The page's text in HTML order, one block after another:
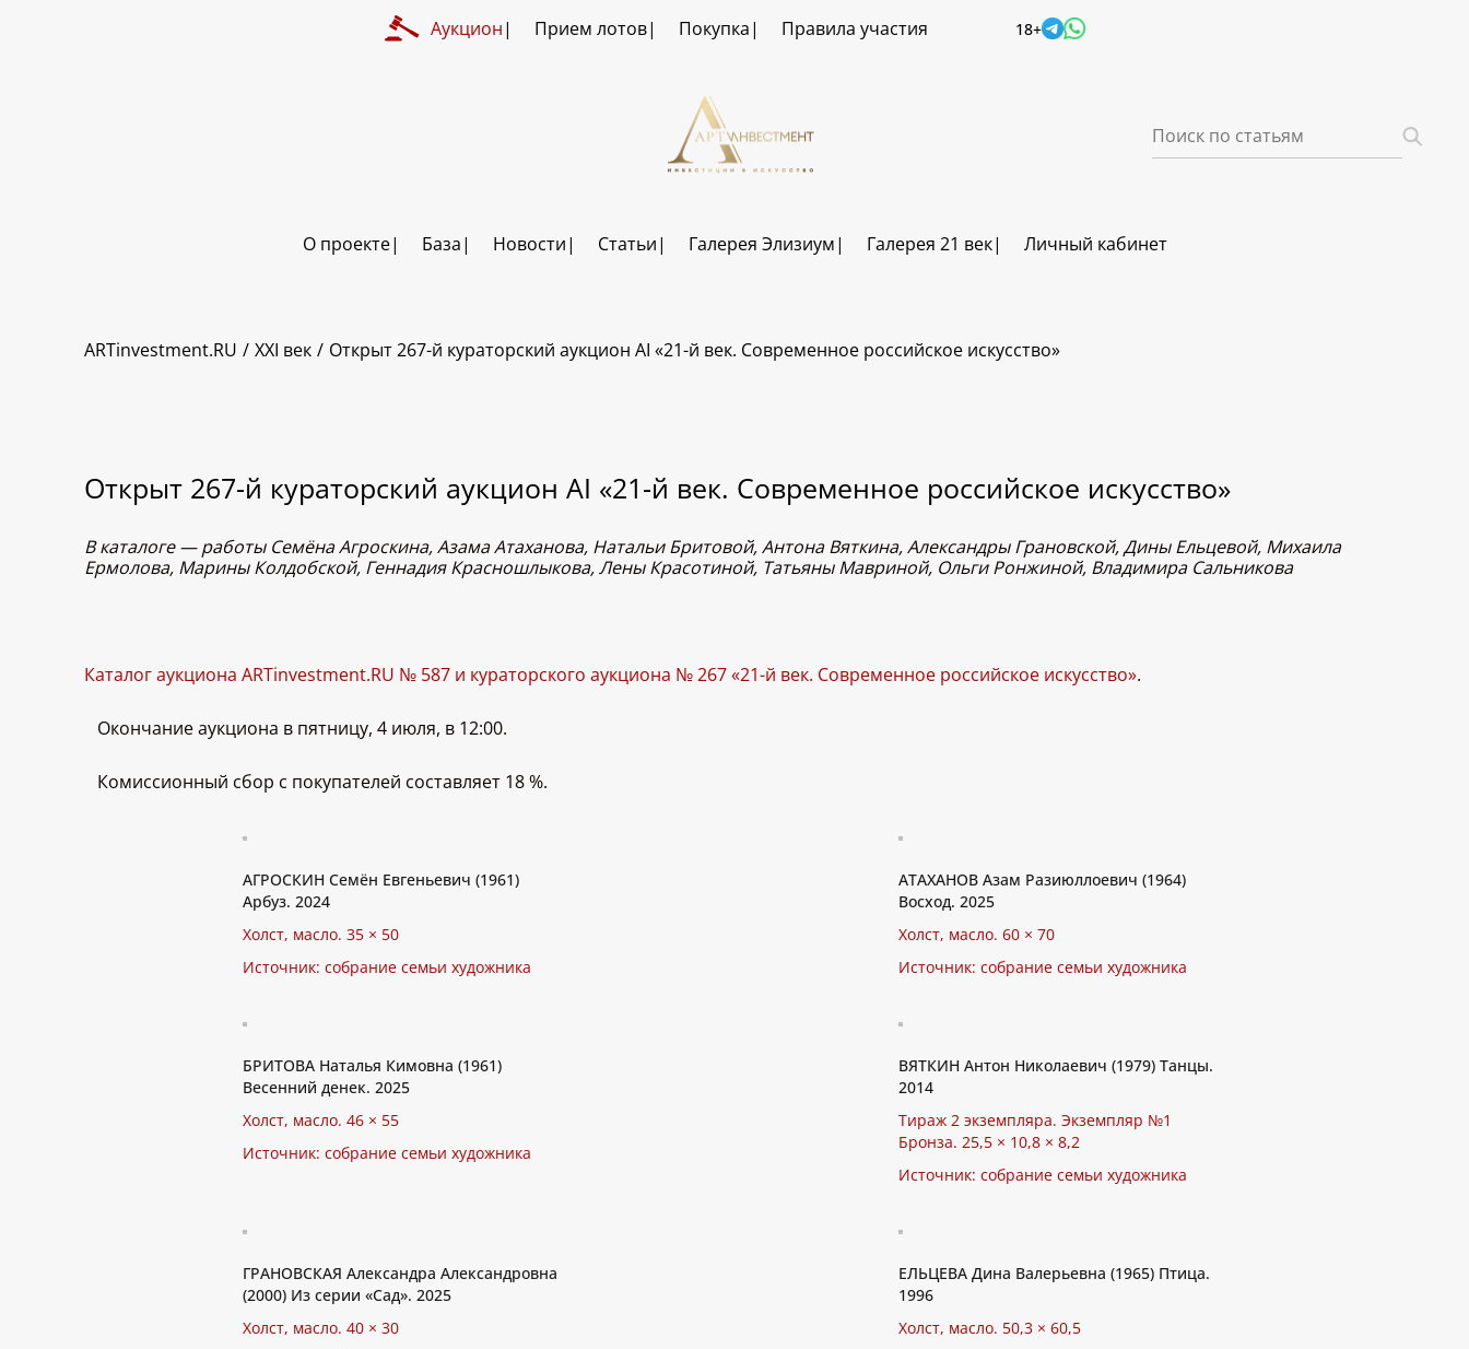
Аукцион Прием лотов Покупка Правила участия 18+
О проекте База Новости Статьи Галерея Элизиум Галерея 21 век Личный кабинет
ARTinvestment.RU XXI век Открыт 267-й кураторский аукцион AI «21-й век. Современное российское искусство»
Открыт 267-й кураторский аукцион AI «21-й век. Современное российское искусство»
В каталоге — работы Семёна Агроскина, Азама Атаханова, Натальи Бритовой, Антона Вяткина, Александры Грановской, Дины Ельцевой, Михаила
Ермолова, Марины Колдобской, Геннадия Красношлыкова, Лены Красотиной, Татьяны Мавриной, Ольги Ронжиной, Владимира Сальникова
Каталог аукциона ARTinvestment.RU № 587 и кураторского аукциона № 267 «21-й век. Современное российское искусство».
Окончание аукциона в пятницу, 4 июля, в 12:00.
Комиссионный сбор с покупателей составляет 18 %.
АГРОСКИН Семён Евгеньевич (1961)
Арбуз. 2024
Холст, масло. 35 × 50
Источник: собрание семьи художника
АТАХАНОВ Азам Разиюллоевич (1964)
Восход. 2025
Холст, масло. 60 × 70
Источник: собрание семьи художника
БРИТОВА Наталья Кимовна (1961)
Весенний денек. 2025
Холст, масло. 46 × 55
Источник: собрание семьи художника
ВЯТКИН Антон Николаевич (1979) Танцы.
2014
Тираж 2 экземпляра. Экземпляр №1
Бронза. 25,5 × 10,8 × 8,2
Источник: собрание семьи художника
ГРАНОВСКАЯ Александра Александровна
(2000) Из серии «Сад». 2025
Холст, масло. 40 × 30
ЕЛЬЦЕВА Дина Валерьевна (1965) Птица.
1996
Холст, масло. 50,3 × 60,5